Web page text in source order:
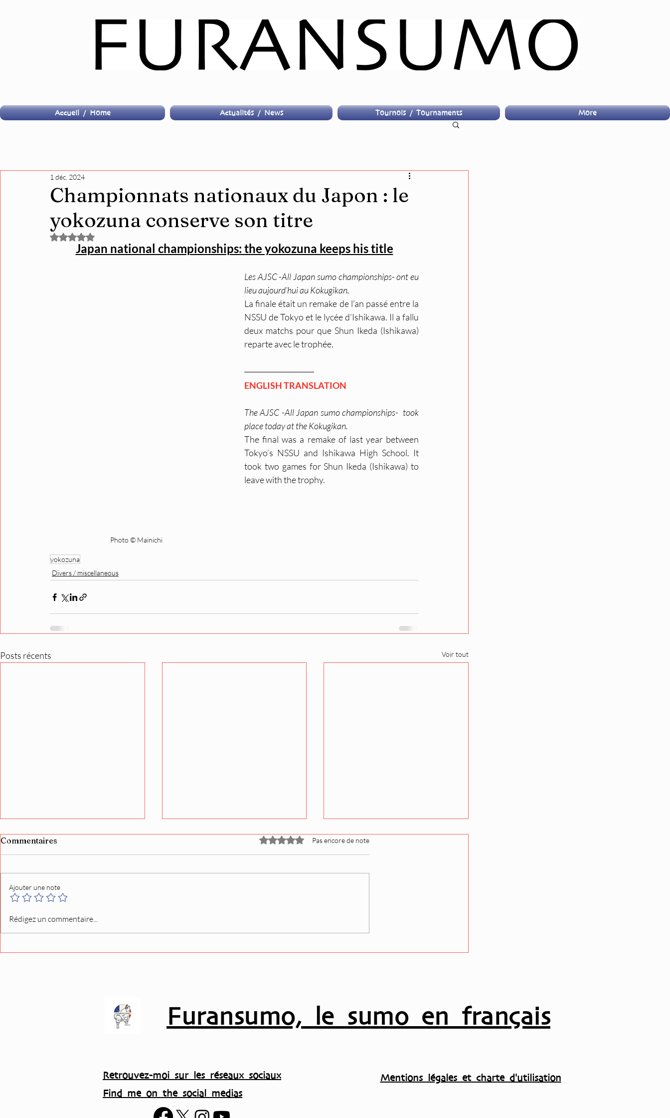
Accueil / Home Actualités / News Tournois / Tournaments More
Championnats nationaux du Japon : le
yokozuna conserve son titre
1 déc. 2024
Noté NaN étoiles sur 5.
Japan national championships: the yokozuna keeps his title
Photo © Mainichi
Les AJSC -All Japan sumo championships- ont eu
lieu aujourd’hui au Kokugikan.
La finale était un remake de l’an passé entre la
NSSU de Tokyo et le lycée d’Ishikawa. Il a fallu
deux matchs pour que Shun Ikeda (Ishikawa)
reparte avec le trophée.
ENGLISH TRANSLATION
The AJSC -All Japan sumo championships-  took
place today at the Kokugikan.
The final was a remake of last year between
Tokyo’s NSSU and Ishikawa High School. It
took two games for Shun Ikeda (Ishikawa) to
leave with the trophy.
yokozuna
Divers / miscellaneous
Posts récents Voir tout
Takadagawa-beya : une
basho en septembre…
Commentaires Noté 0 étoile sur 5.Pas encore de note
Ajouter une note
Rédigez un commentaire...
Furansumo, le sumo en français
Retrouvez-moi sur les réseaux sociaux
Find me on the social medias
Mentions légales et charte d'utilisation